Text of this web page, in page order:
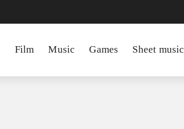
Film Music Games Sheet music